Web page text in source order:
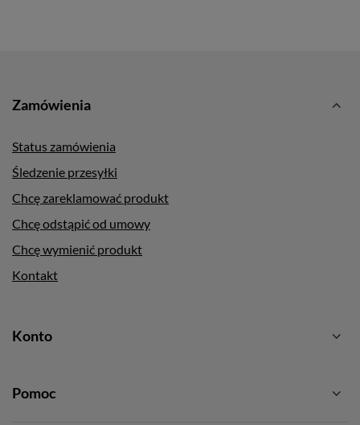
Zamówienia
Status zamówienia
Śledzenie przesyłki
Chcę zareklamować produkt
Chcę odstąpić od umowy
Chcę wymienić produkt
Kontakt
Konto
Pomoc